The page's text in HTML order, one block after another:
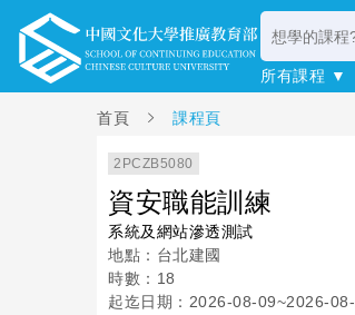
所有課程 ▼
首頁 課程頁
2PCZB5080
資安職能訓練
系統及網站滲透測試
地點：台北建國
時數：18
起迄日期：2026-08-09~2026-